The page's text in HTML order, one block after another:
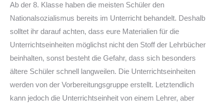
Ab der 8. Klasse haben die meisten Schüler den
Nationalsozialismus bereits im Unterricht behandelt. Deshalb
solltet ihr darauf achten, dass eure Materialien für die
Unterrichtseinheiten möglichst nicht den Stoff der Lehrbücher
beinhalten, sonst besteht die Gefahr, dass sich besonders
ältere Schüler schnell langweilen. Die Unterrichtseinheiten
werden von der Vorbereitungsgruppe erstellt. Letztendlich
kann jedoch die Unterrichtseinheit von einem Lehrer, aber